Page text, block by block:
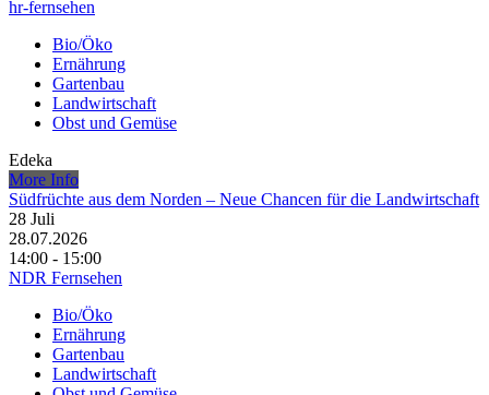
hr-fernsehen
Bio/Öko
Ernährung
Gartenbau
Landwirtschaft
Obst und Gemüse
Edeka
More Info
Südfrüchte aus dem Norden – Neue Chancen für die Landwirtschaft
28 Juli
28.07.2026
14:00 - 15:00
NDR Fernsehen
Bio/Öko
Ernährung
Gartenbau
Landwirtschaft